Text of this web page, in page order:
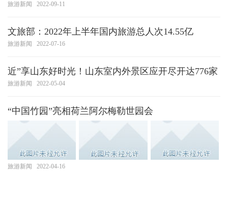
旅游新闻 2022-09-11
文旅部：2022年上半年国内旅游总人次14.55亿
旅游新闻 2022-07-16
近”享山东好时光！山东室内外景区应开尽开达776家
旅游新闻 2022-05-04
“中国竹园”亮相荷兰阿尔梅勒世园会
旅游新闻 2022-04-16